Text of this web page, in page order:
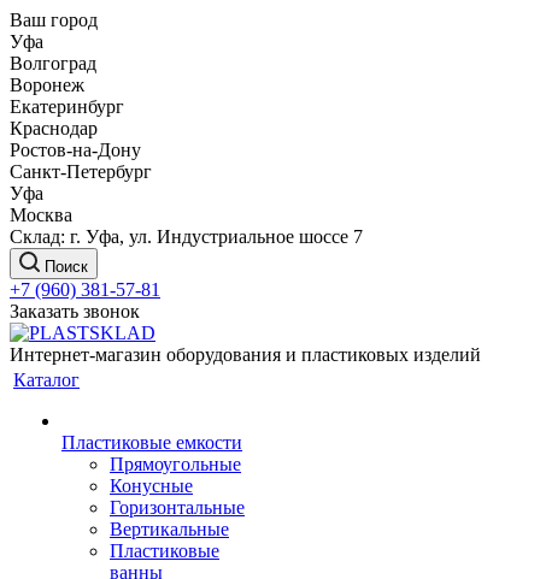
Ваш город
Уфа
Волгоград
Воронеж
Екатеринбург
Краснодар
Ростов-на-Дону
Санкт-Петербург
Уфа
Москва
Склад: г. Уфа, ул. Индустриальное шоссе 7
Поиск
+7 (960) 381-57-81
Заказать звонок
Интернет-магазин оборудования и пластиковых изделий
Каталог
Пластиковые емкости
Прямоугольные
Конусные
Горизонтальные
Вертикальные
Пластиковые
ванны